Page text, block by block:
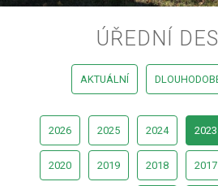
ÚŘEDNÍ
AKTUÁLNÍ
2026 2025 2024 2023
2020 2019 2018 2017